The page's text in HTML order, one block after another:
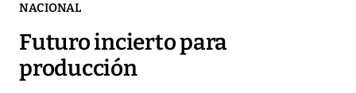
NACIONAL
Futuro incierto para
producción